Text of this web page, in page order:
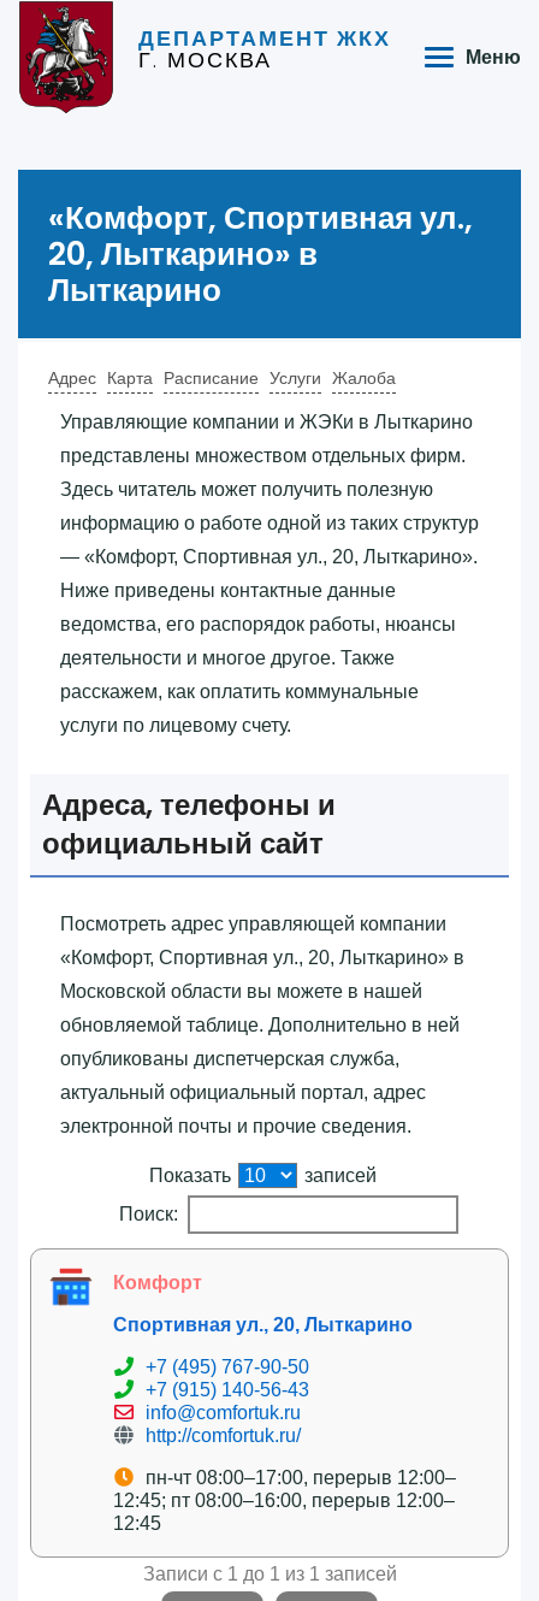
ДЕПАРТАМЕНТ ЖКХ
Г. МОСКВА Меню
«‎Комфорт, Спортивная ул.,
20, Лыткарино»‎ в
Лыткарино
Адрес Карта Расписание Услуги Жалоба
Управляющие компании и ЖЭКи в Лыткарино
представлены множеством отдельных фирм.
Здесь читатель может получить полезную
информацию о работе одной из таких структур
— «‎Комфорт, Спортивная ул., 20, Лыткарино»‎.
Ниже приведены контактные данные
ведомства, его распорядок работы, нюансы
деятельности и многое другое. Также
расскажем, как оплатить коммунальные
услуги по лицевому счету.
Адреса, телефоны и
официальный сайт
Посмотреть адрес управляющей компании
«‎Комфорт, Спортивная ул., 20, Лыткарино»‎ в
Московской области вы можете в нашей
обновляемой таблице. Дополнительно в ней
опубликованы диспетчерская служба,
актуальный официальный портал, адрес
электронной почты и прочие сведения.
Показать
записей
Поиск:
Комфорт
Спортивная ул., 20, Лыткарино
+7 (495) 767-90-50
+7 (915) 140-56-43
info@comfortuk.ru
http://comfortuk.ru/
пн-чт 08:00–17:00, перерыв 12:00–
12:45; пт 08:00–16:00, перерыв 12:00–
12:45
Записи с 1 до 1 из 1 записей